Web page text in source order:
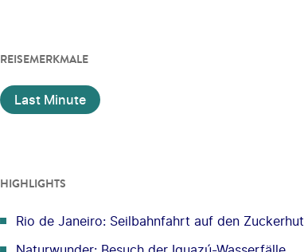
REISEMERKMALE
Last Minute
HIGHLIGHTS
Rio de Janeiro: Seilbahnfahrt auf den Zuckerhut